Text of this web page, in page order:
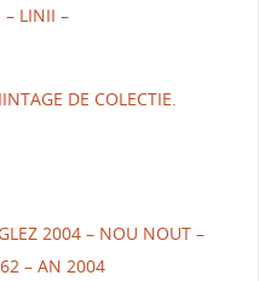
– LINII –
DE COLECTIE.
2004 – NOU NOUT –
– AN 2004